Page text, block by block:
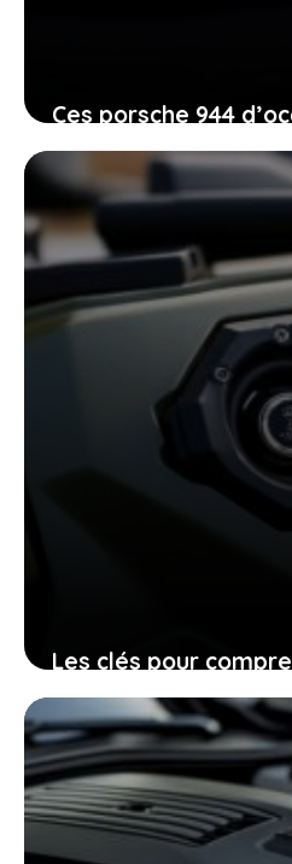
Ces porsche 944
choisir, acheter et
les mauvaises
15 juin 2026
Les clés pour
les problèmes de
Polaris Sportsman
14 juin 2026